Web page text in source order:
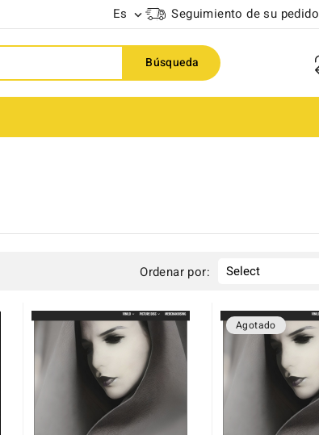
Es  Seguimiento de su pedido
Búsqueda
Ordenar por: Select
Agotado